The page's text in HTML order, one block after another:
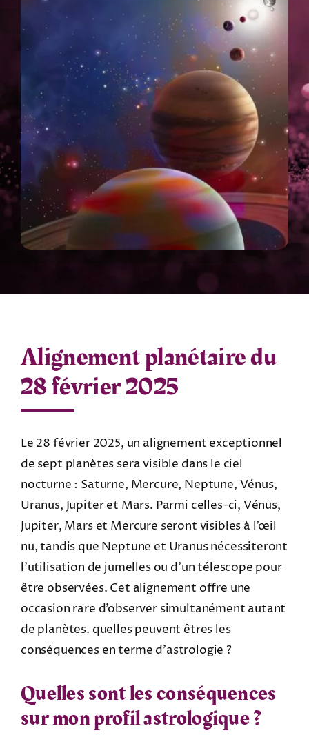
Alignement planétaire du
28 février 2025
Le 28 février 2025, un alignement exceptionnel
de sept planètes sera visible dans le ciel
nocturne : Saturne, Mercure, Neptune, Vénus,
Uranus, Jupiter et Mars. Parmi celles-ci, Vénus,
Jupiter, Mars et Mercure seront visibles à l’œil
nu, tandis que Neptune et Uranus nécessiteront
l’utilisation de jumelles ou d’un télescope pour
être observées. Cet alignement offre une
occasion rare d’observer simultanément autant
de planètes. quelles peuvent êtres les
conséquences en terme d’astrologie ?
Quelles sont les conséquences
sur mon profil astrologique ?